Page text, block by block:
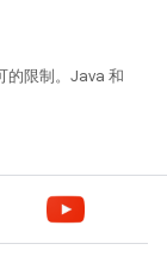
的限制。Java 和